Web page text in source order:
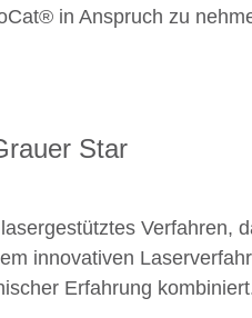
in Anspruch zu
Star
Verfahren,
innovativen
Erfahrung